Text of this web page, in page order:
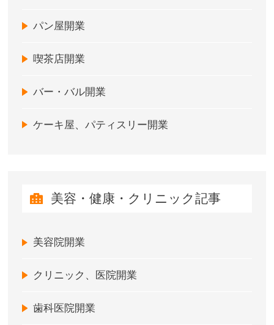
パン屋開業
喫茶店開業
バー・バル開業
ケーキ屋、パティスリー開業
美容・健康・クリニック記事
美容院開業
クリニック、医院開業
歯科医院開業